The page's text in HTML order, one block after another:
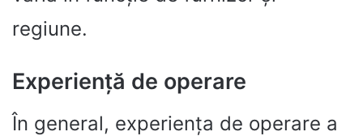
regiune.
Experiență de operare
În general, experiența de operare a